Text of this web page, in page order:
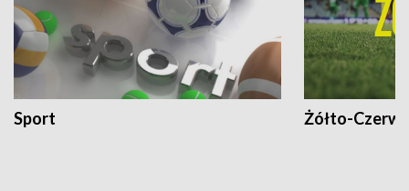
Sport Żółto-